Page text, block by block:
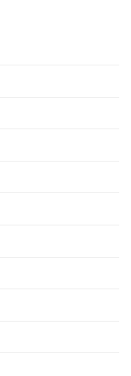
и как
в норму без